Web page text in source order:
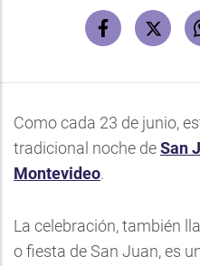
Como cada 23 de junio,
tradicional noche deSan
Montevideo.
La celebración, también
o fiesta de San Juan, es